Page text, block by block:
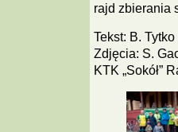
rajd zbierania
Tekst: B. Tytko
Zdjęcia: S.
KTK „Sokół”